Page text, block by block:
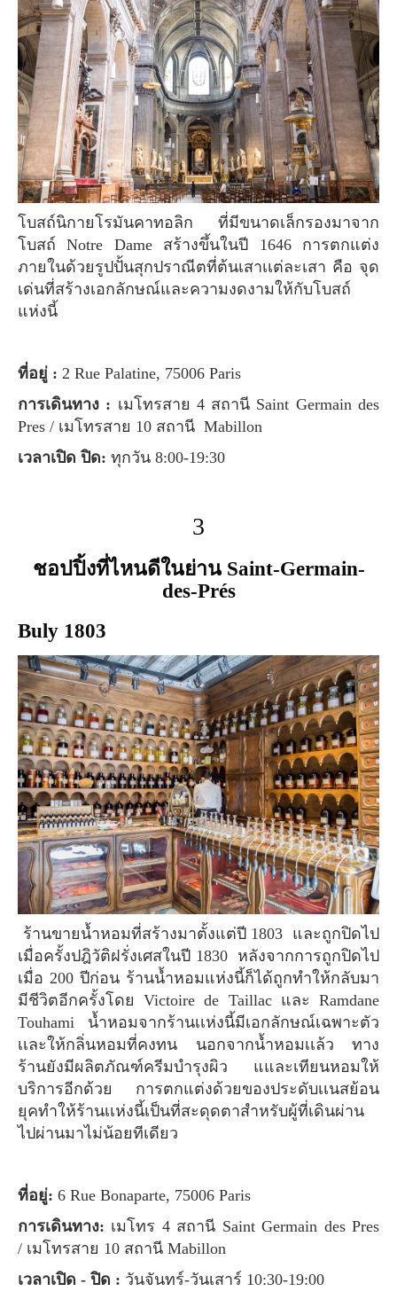
โบสถ์นิกายโรมันคาทอลิก ที่มีขนาดเล็กรองมาจาก
โบสถ์ Notre Dame สร้างขึ้นในปี 1646 การตกแต่ง
ภายในด้วยรูปปั้นสุกปราณีตที่ต้นเสาเเต่ละเสา คือ จุด
เด่นที่สร้างเอกลักษณ์และความงดงามให้กับโบสถ์
แห่งนี้
ที่อยู่ : 2 Rue Palatine, 75006 Paris
การเดินทาง : เมโทรสาย 4 สถานี Saint Germain des
Pres / เมโทรสาย 10 สถานี Mabillon
เวลาเปิด ปิด: ทุกวัน 8:00-19:30
3
ชอปปิ้งที่ไหนดีในย่าน Saint-Germain-
des-Prés
Buly 1803
ร้านขายน้ำหอมที่สร้างมาตั้งแต่ปี 1803 และถูกปิดไป
เมื่อครั้งปฎิวัติฝรั่งเศสในปี 1830 หลังจากการถูกปิดไป
เมื่อ 200 ปีก่อน ร้านน้ำหอมแห่งนี้ก็ได้ถูกทำให้กลับมา
มีชีวิตอีกครั้งโดย Victoire de Taillac และ Ramdane
Touhami น้ำหอมจากร้านเเห่งนี้มีเอกลักษณ์เฉพาะตัว
เเละให้กลิ่นหอมที่คงทน นอกจากน้ำหอมเเล้ว ทาง
ร้านยังมีผลิตภัณฑ์ครีมบำรุงผิว แและเทียนหอมให้
บริการอีกด้วย การตกแต่งด้วยของประดับเเนสย้อน
ยุคทำให้ร้านเเห่งนี้เป็นที่สะดุดตาสำหรับผู้ที่เดินผ่าน
ไปผ่านมาไม่น้อยทีเดียว
ที่อยู่: 6 Rue Bonaparte, 75006 Paris
การเดินทาง: เมโทร 4 สถานี Saint Germain des Pres
/ เมโทรสาย 10 สถานี Mabillon
เวลาเปิด - ปิด : วันจันทร์-วันเสาร์ 10:30-19:00